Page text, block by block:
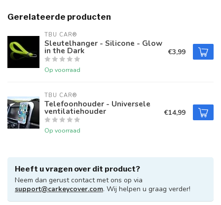
Gerelateerde producten
TBU CAR®
Sleutelhanger - Silicone - Glow
in the Dark
Op voorraad
€3,99
TBU CAR®
Telefoonhouder - Universele
ventilatiehouder
Op voorraad
€14,99
Heeft u vragen over dit product?
Neem dan gerust contact met ons op via
support@carkeycover.com. Wij helpen u graag verder!